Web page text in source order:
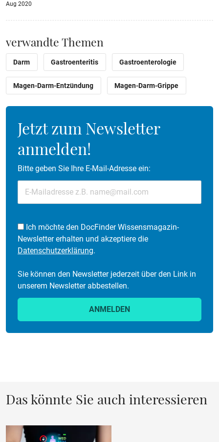
Aug 2020
verwandte Themen
Darm Gastroenteritis Gastroenterologie
Magen-Darm-Entzündung Magen-Darm-Grippe
Jetzt zum Newsletter
anmelden!
Bitte geben Sie Ihre E-Mail-Adresse ein:
Ich möchte den DocFinder Wissensmagazin-
Newsletter erhalten und akzeptiere die
Datenschutzerklärung.
Sie können den Newsletter jederzeit über den Link in
unserem Newsletter abbestellen.
ANMELDEN
Das könnte Sie auch interessieren